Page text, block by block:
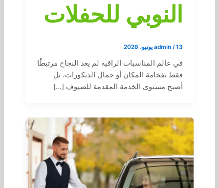
النوبي للحفلات
admin /13 يونيو، 2026
في عالم المناسبات الراقية لم يعد النجاح مرتبطًا
فقط بفخامة المكان أو جمال الديكورات، بل
أصبح مستوى الخدمة المقدمة للضيوف […]